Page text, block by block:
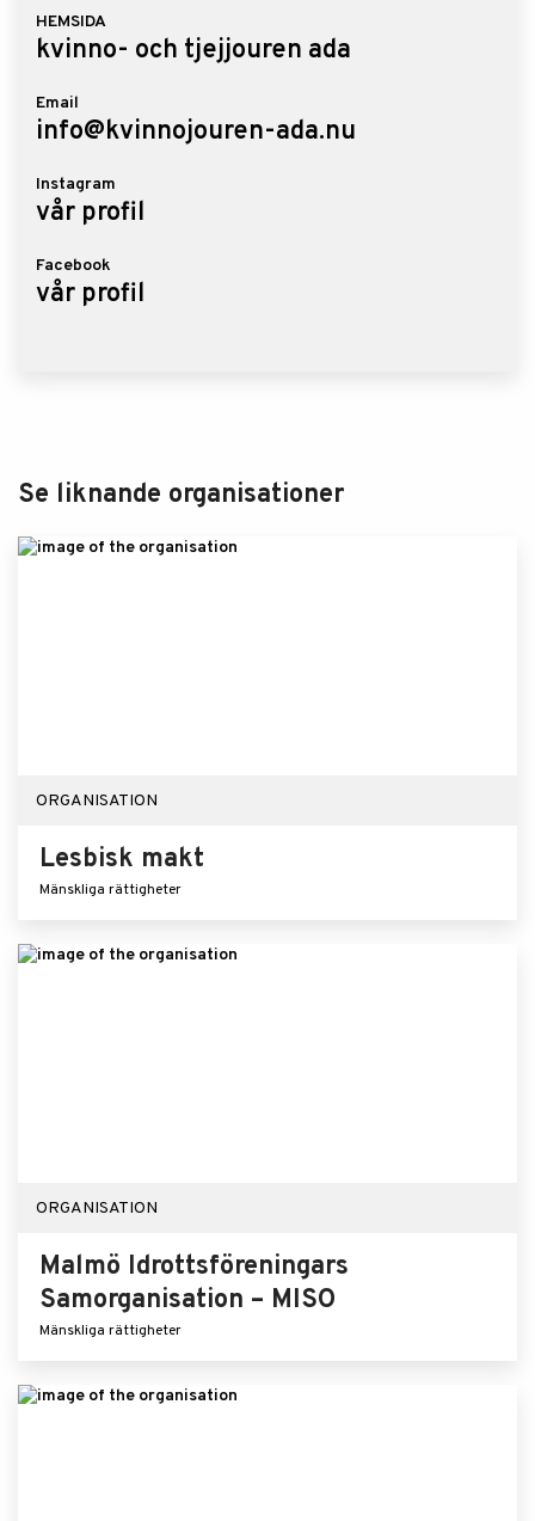
HEMSIDA
kvinno- och tjejjouren ada
Email
info@kvinnojouren-ada.nu
Instagram
vår profil
Facebook
vår profil
Se liknande organisationer
ORGANISATION
Lesbisk makt
Mänskliga rättigheter
ORGANISATION
Malmö Idrottsföreningars
Samorganisation – MISO
Mänskliga rättigheter